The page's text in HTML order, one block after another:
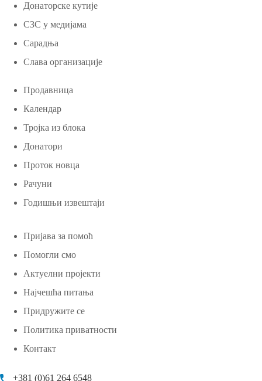
Донаторске кутије
СЗС у медијама
Сарадња
Слава организације
Продавница
Календар
Тројка из блока
Донатори
Проток новца
Рачуни
Годишњи извештаји
Пријава за помоћ
Помогли смо
Актуелни пројекти
Најчешћа питања
Придружите се
Политика приватности
Контакт
+381 (0)61 264 6548